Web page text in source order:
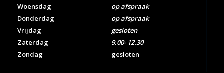
Woensdag
Donderdag
Vrijdag
Zaterdag
Zondag
op afspraak
op afspraak
gesloten
9.00- 12.30
gesloten